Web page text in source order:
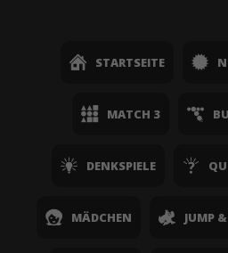
STARTSEITE
MATCH 3
DENKSPIELE
MÄDCHEN JUMP